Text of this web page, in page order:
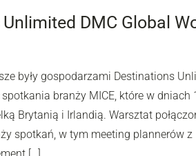
DMC Global
były gospodarzami Destinations
branży MICE, które w
Brytanią i Irlandią. Warsztat
spotkań, w tym meeting plannerów